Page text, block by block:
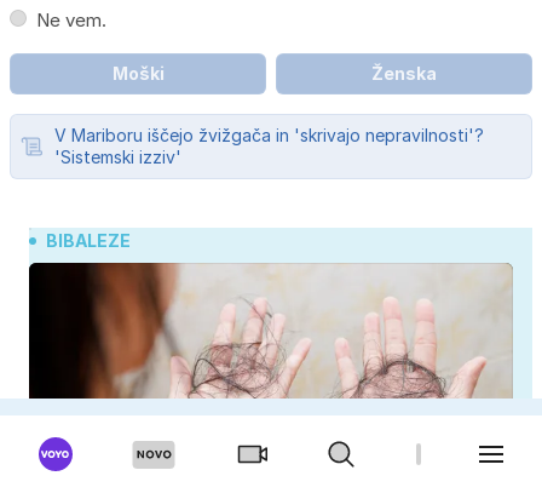
Ne vem.
Moški Ženska
V Mariboru iščejo žvižgača in 'skrivajo nepravilnosti'?
'Sistemski izziv'
BIBALEZE